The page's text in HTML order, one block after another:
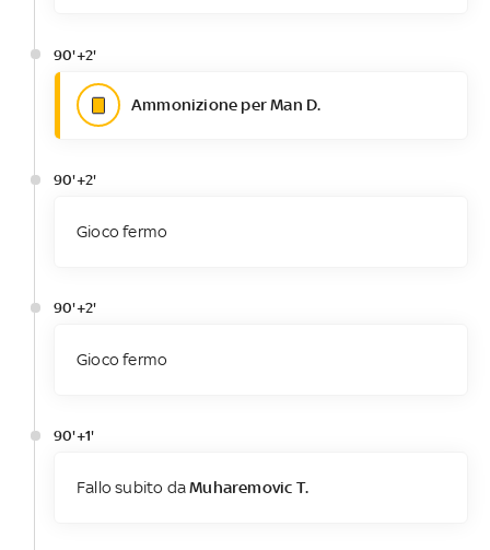
90'+2'
Ammonizione per Man D.
90'+2'
Gioco fermo
90'+2'
Gioco fermo
90'+1'
Fallo subito daMuharemovic T.